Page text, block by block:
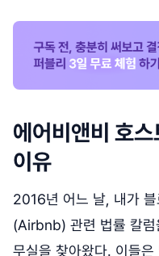
에어비앤비 호
이유
2016년 어느 날, 내가
(Airbnb) 관련 법률 칼럼
무실을 찾아왔다. 이들